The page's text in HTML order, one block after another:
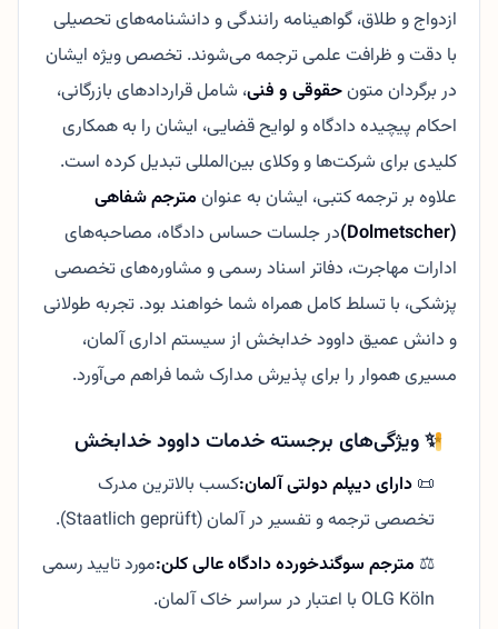
ازدواج و طلاق، گواهینامه رانندگی و دانشنامه‌های تحصیلی
با دقت و ظرافت علمی ترجمه می‌شوند. تخصص ویژه ایشان
در برگردان متونحقوقی و فنی، شامل قراردادهای بازرگانی،
احکام پیچیده دادگاه و لوایح قضایی، ایشان را به همکاری
کلیدی برای شرکت‌ها و وکلای بین‌المللی تبدیل کرده است.
علاوه بر ترجمه کتبی، ایشان به عنوانمترجم شفاهی
(Dolmetscher)
در جلسات حساس دادگاه، مصاحبه‌های
ادارات مهاجرت، دفاتر اسناد رسمی و مشاوره‌های تخصصی
پزشکی، با تسلط کامل همراه شما خواهند بود. تجربه طولانی
و دانش عمیق داوود خدابخش از سیستم اداری آلمان،
مسیری هموار را برای پذیرش مدارک شما فراهم می‌آورد.
✨ ویژگی‌های برجسته خدمات داوود خدابخش
📜 دارای دیپلم دولتی آلمان:کسب بالاترین مدرک
تخصصی ترجمه و تفسیر در آلمان (Staatlich geprüft).
⚖️ مترجم سوگندخورده دادگاه عالی کلن:مورد تایید رسمی
OLG Köln با اعتبار در سراسر خاک آلمان.